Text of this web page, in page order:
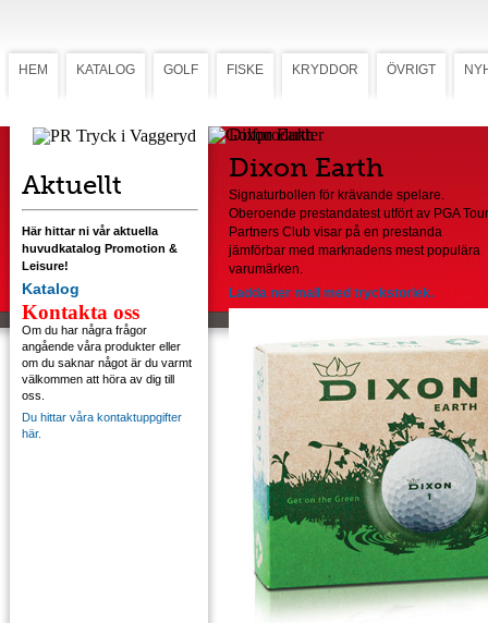
HEM KATALOG GOLF FISKE KRYDDOR ÖVRIGT
Aktuellt
Här hittar ni vår aktuella
huvudkatalog Promotion &
Leisure!
Katalog
Kontakta oss
Om du har några frågor
angående våra produkter eller
om du saknar något är du varmt
välkommen att höra av dig till
oss.
Du hittar våra kontaktuppgifter
här.
Dixon Earth
Dixon Earth
Signaturbollen för krävande spelare.
Oberoende prestandatest utfört av PGA Tour
Partners Club visar på en prestanda
jämförbar med marknadens mest populära
varumärken.
Ladda ner mall med tryckstorlek.